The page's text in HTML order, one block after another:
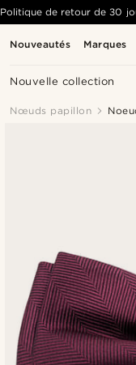
Nouveautés Marques
Nouvelle collection
Politique de retour de 30
Nœuds papillon